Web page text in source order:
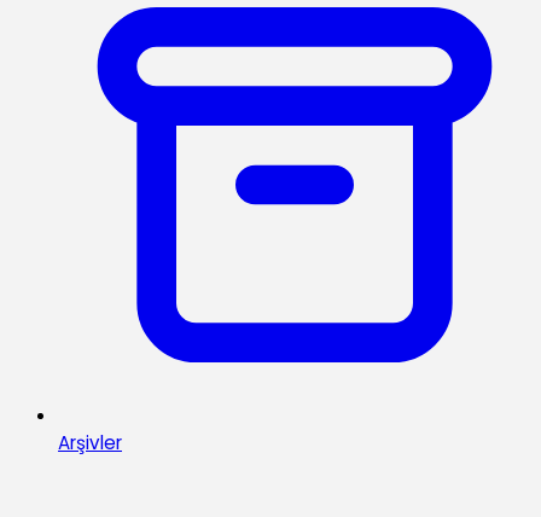
Arşivler